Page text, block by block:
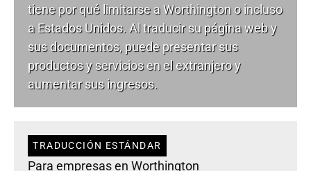
tiene por qué limitarse a Worthington o incluso
a Estados Unidos. Al traducir su página web y
sus documentos, puede presentar sus
productos y servicios en el extranjero y
aumentar sus ingresos.
TRADUCCIÓN ESTÁNDAR
Para empresas en Worthington